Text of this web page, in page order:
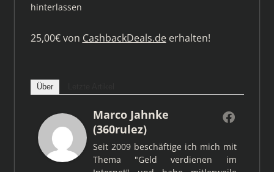
hinterlassen
25,00€ von CashbackDeals.deerhalten!
Über
Marco Jahnke
(360rulez)
Seit 2009 beschäftige ich mich mit
Thema "Geld verdienen im